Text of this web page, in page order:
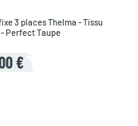
3 places Thelma - Tissu
Perfect Taupe
€